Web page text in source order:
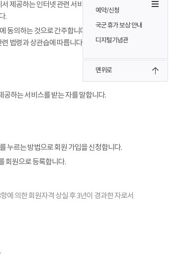
예약/신청
국군 휴가 보상 안내
디지털기념관
맨위로
제공하는 인터넷 관련 서비스(이하
.
의하는 것으로 간주합니다. 본 약관에 정하는
법령과 상관습에 따릅니다.
하는 서비스를 받는 자를 말합니다.
누르는 방법으로 회원 가입을 신청합니다.
회원으로 등록합니다.
에 의한 회원자격 상실 후 3년이 경과한 자로서